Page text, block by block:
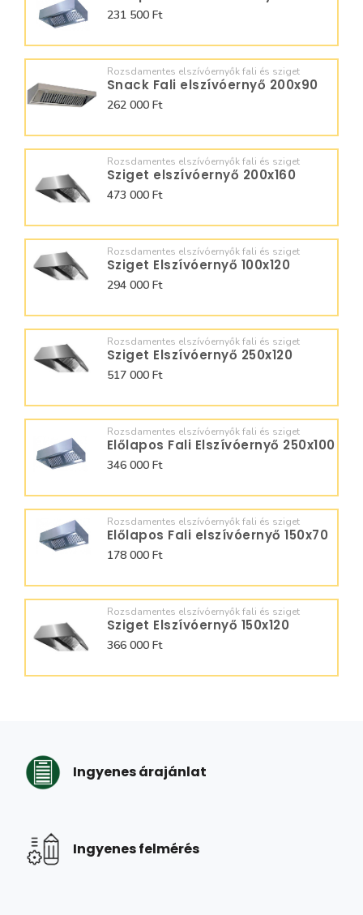
231 500 Ft
Rozsdamentes elszívóernyők fali és sziget
Snack Fali elszívóernyő 200x90
262 000 Ft
Rozsdamentes elszívóernyők fali és sziget
Sziget elszívóernyő 200x160
473 000 Ft
Rozsdamentes elszívóernyők fali és sziget
Sziget Elszívóernyő 100x120
294 000 Ft
Rozsdamentes elszívóernyők fali és sziget
Sziget Elszívóernyő 250x120
517 000 Ft
Rozsdamentes elszívóernyők fali és sziget
Előlapos Fali Elszívóernyő 250x100
346 000 Ft
Rozsdamentes elszívóernyők fali és sziget
Előlapos Fali elszívóernyő 150x70
178 000 Ft
Rozsdamentes elszívóernyők fali és sziget
Sziget Elszívóernyő 150x120
366 000 Ft
Ingyenes árajánlat
Ingyenes felmérés